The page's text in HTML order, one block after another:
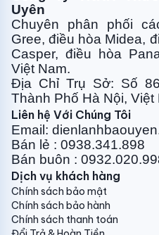
Ngày nay ô nhiễm không
nhối của toàn cầu ảnh
tới sức khỏe của người
hấp, tim mạch...
Vì thế công nghệ lọc khí
được các hãng điều hòa
tích hợp vào cho sản
Công nghệ nanoe ™ X độc
chế hiệu quả các chất gây
khử mùi hôi, ức chế vi
Uyên
Chuyên phân phối
Gree, điều hòa Midea,
Casper, điều hòa
Việt Nam.
Địa Chỉ Trụ Sở: Số
Thành Phố Hà Nội, Việt
Liên hệ Với Chúng Tôi
Email:
Bán lẻ : 0938.341.898
Bán buôn :
Dịch vụ khách hàng
Chính sách bảo mật
Chính sách bảo hành
Chính sách thanh toán